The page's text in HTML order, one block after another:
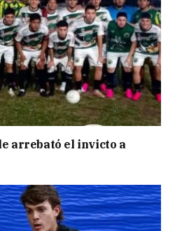
arrebató el invicto a